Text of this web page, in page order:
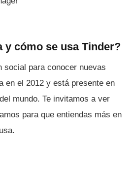
y cómo se usa Tinder?
social para conocer nuevas
en el 2012 y está presente en
mundo. Te invitamos a ver
para que entiendas más en